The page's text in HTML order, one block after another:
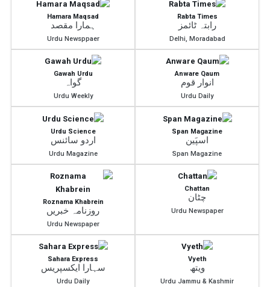
Rabta Times
رابتہ ٹائمز
Delhi, Moradabad
Hamara Maqsad
ہمارا مقصد
Urdu Newsppaer
Anware Qaum
انوار قوم
Urdu Daily
Gawah Urdu
گواہ
Urdu Weekly
Span Magazine
اسپَین
Span Magazine
Urdu Science
اردو سائنس
Urdu Magazine
Chattan
چٹان
Urdu Newspaper
Roznama Khabrein
روزنامہ خبریں
Urdu Newspaper
Vyeth
ویتھ
Urdu Jammu & Kashmir
Sahara Express
سہارا ایکسپریس
Urdu Daily